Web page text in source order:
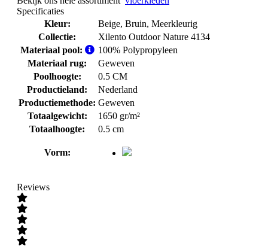
Specificaties
Kleur:
Beige, Bruin, Meerkleurig
Collectie:
Xilento Outdoor Nature 4134
Materiaal pool:
100% Polypropyleen
Materiaal rug:
Geweven
Poolhoogte:
0.5 CM
Productieland:
Nederland
Productiemethode: Geweven
Totaalgewicht:
1650 gr/m²
Totaalhoogte:
0.5 cm
Vorm:
Reviews